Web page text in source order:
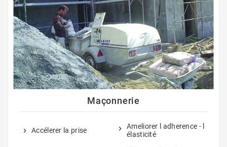
Maçonnerie
Accélerer la prise
Ameliorer l adherence - l
élasticité